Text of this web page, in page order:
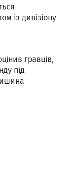
із дивізіону
гравців,
під